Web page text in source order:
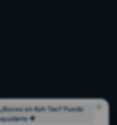
¿Buceo en Koh Tao? Puedo
ayudarte 🐠